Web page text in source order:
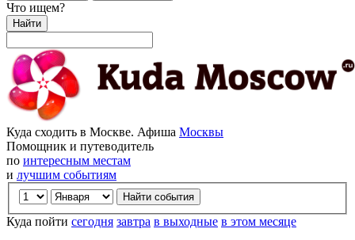
Что ищем?
Найти
Куда сходить в Москве. Афиша Москвы
Помощник и путеводитель
по интересным местам
и лучшим событиям
Куда пойти сегодня завтра в выходные в этом месяце